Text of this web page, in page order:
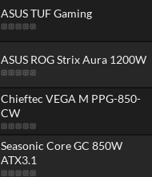
ASUS TUF Gaming
ASUS ROG Strix Aura 1200W
Chieftec VEGA M PPG-850-
CW
Seasonic Core GC 850W
ATX3.1